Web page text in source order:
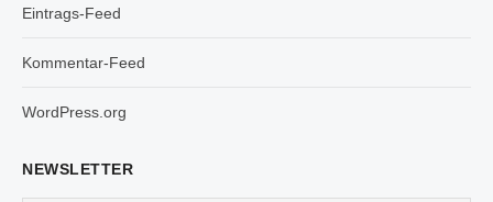
Eintrags-Feed
Kommentar-Feed
WordPress.org
NEWSLETTER